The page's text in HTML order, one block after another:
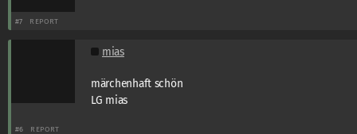
#7 REPORT
mias
märchenhaft schön
LG mias
#6 REPORT